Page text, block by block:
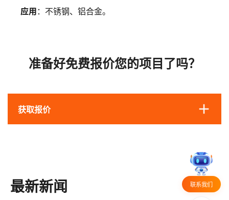
应用 ：不锈钢、铝合金。
准备好免费报价您的项目了吗？
获取报价
最新新闻 联系我们